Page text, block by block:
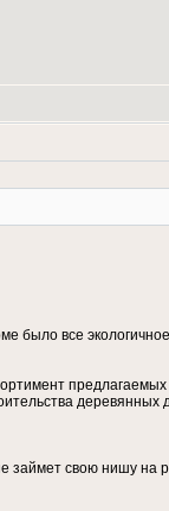
было все
предлагаемых
деревянных
займет свою нишу на